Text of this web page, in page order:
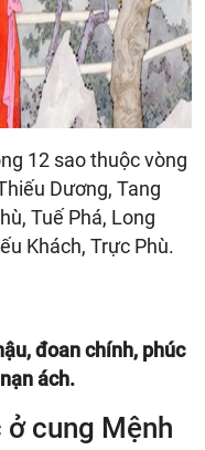
12 sao thuộc vòng
Dương, Tang
Tuế Phá, Long
Khách, Trực Phù.
đoan chính, phúc
ách.
cung Mệnh